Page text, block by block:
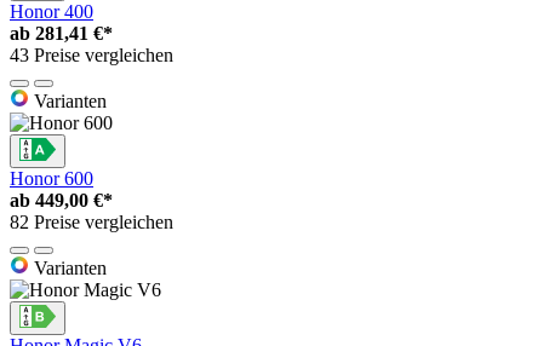
Honor 400
ab 281,41 €*
43 Preise vergleichen
Varianten
Honor 600
ab 449,00 €*
82 Preise vergleichen
Varianten